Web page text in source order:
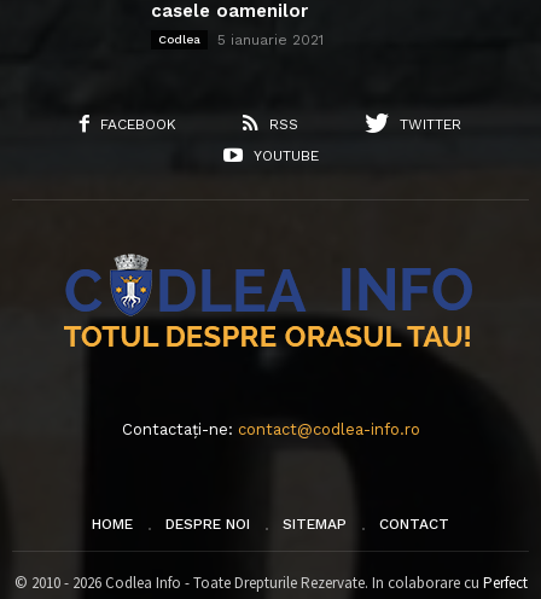
casele oamenilor
Codlea 5 ianuarie 2021
FACEBOOK RSS
TWITTER
YOUTUBE
Contactați-ne: contact@codlea-info.ro
HOME DESPRE NOI SITEMAP CONTACT
© 2010 - 2026 Codlea Info - Toate Drepturile Rezervate. In colaborare cu Perfect